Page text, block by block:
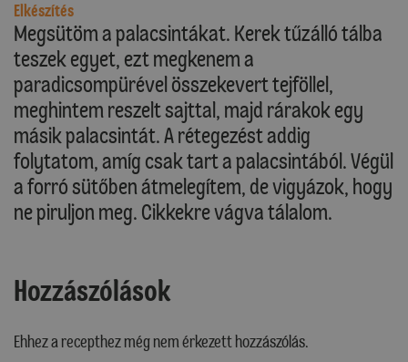
Elkészítés
Megsütöm a palacsintákat. Kerek tűzálló tálba
teszek egyet, ezt megkenem a
paradicsompürével összekevert tejföllel,
meghintem reszelt sajttal, majd rárakok egy
másik palacsintát. A rétegezést addig
folytatom, amíg csak tart a palacsintából. Végül
a forró sütőben átmelegítem, de vigyázok, hogy
ne piruljon meg. Cikkekre vágva tálalom.
Hozzászólások
Ehhez a recepthez még nem érkezett hozzászólás.